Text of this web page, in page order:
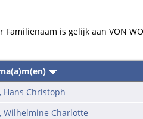
is gelijk aan VON
Christoph
Wilhelmine Charlotte